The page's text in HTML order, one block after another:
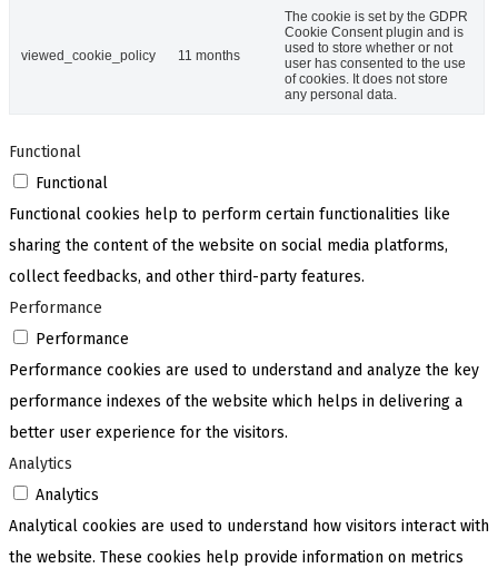
viewed_cookie_policy 11 months
The cookie is set by the GDPR
Cookie Consent plugin and is
used to store whether or not
user has consented to the use
of cookies. It does not store
any personal data.
Functional
Functional
Functional cookies help to perform certain functionalities like
sharing the content of the website on social media platforms,
collect feedbacks, and other third-party features.
Performance
Performance
Performance cookies are used to understand and analyze the key
performance indexes of the website which helps in delivering a
better user experience for the visitors.
Analytics
Analytics
Analytical cookies are used to understand how visitors interact with
the website. These cookies help provide information on metrics